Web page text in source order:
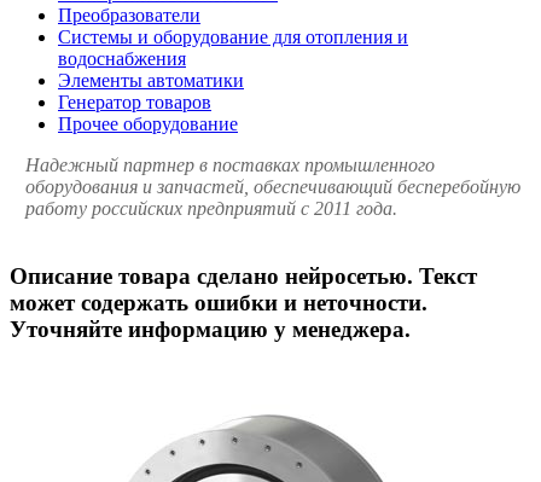
Преобразователи
Системы и оборудование для отопления и
водоснабжения
Элементы автоматики
Генератор товаров
Прочее оборудование
Надежный партнер в поставках промышленного
оборудования и запчастей, обеспечивающий бесперебойную
работу российских предприятий с 2011 года.
Описание товара сделано нейросетью. Текст
может содержать ошибки и неточности.
Уточняйте информацию у менеджера.